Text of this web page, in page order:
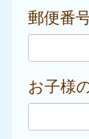
郵便番
お子様